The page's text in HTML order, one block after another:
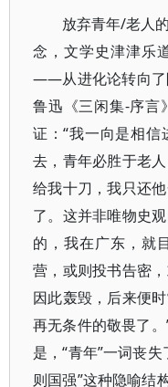
放弃青年/老人
念，文学史津津乐
——从进化论转向了
鲁迅《三闲集-序言
证：“我一向是相
去，青年必胜于老
给我十刀，我只还
了。这并非唯物史
的，我在广东，就
营，或则投书告密
因此轰毁，后来便
再无条件的敬畏了
是，“青年”一词丧
则国强”这种隐喻结